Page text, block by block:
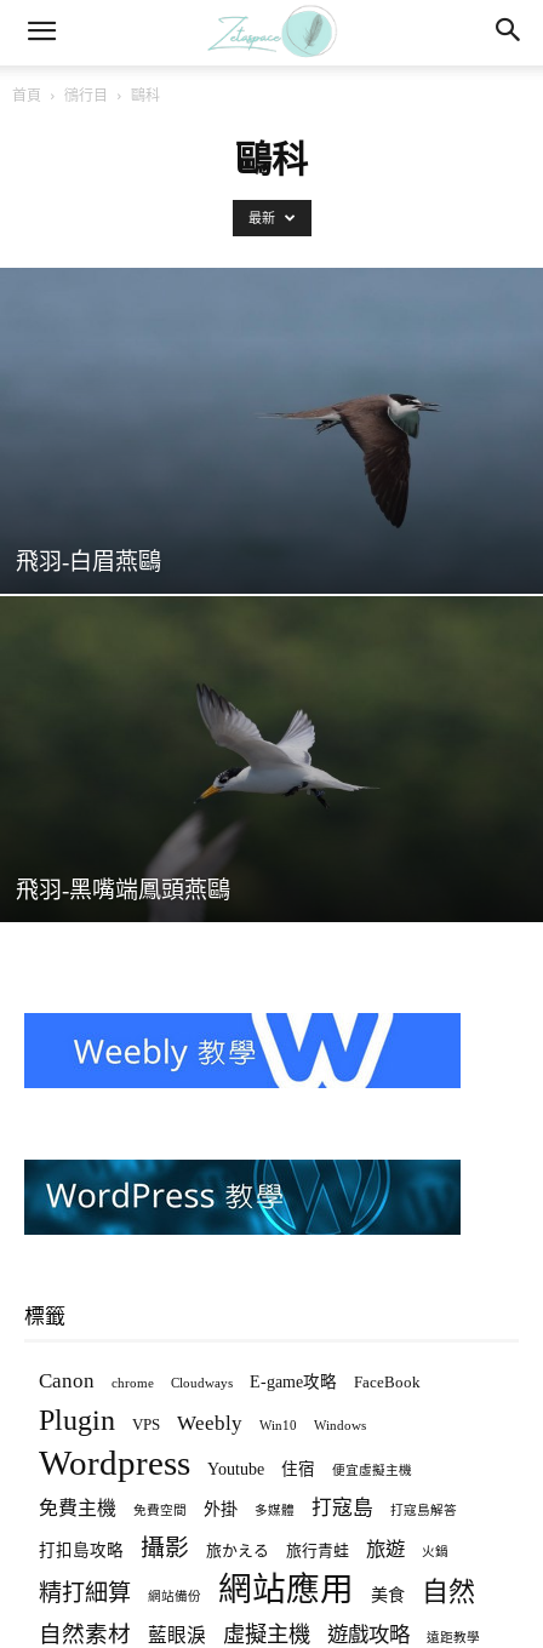
首頁 鴴行目 鷗科
鷗科
最新
飛羽-白眉燕鷗
飛羽-黑嘴端鳳頭燕鷗
標籤
Canon chrome Cloudways E-game攻略 FaceBook
Plugin VPS Weebly Win10 Windows
Wordpress Youtube 住宿 便宜虛擬主機
免費主機 免費空間 外掛 多媒體 打寇島 打寇島解答
打扣島攻略 攝影 旅かえる 旅行青蛙 旅遊 火鍋
精打細算 網站備份 網站應用 美食 自然
自然素材 藍眼淚 虛擬主機 遊戲攻略 遠距教學